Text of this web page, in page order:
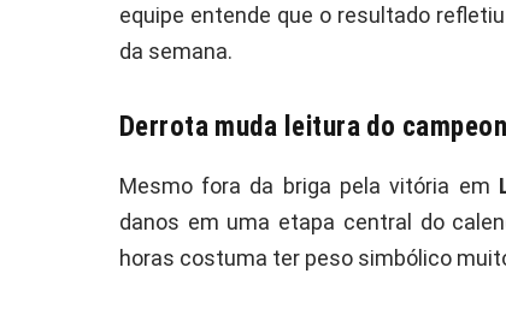
equipe entende que o resultado
da semana.
Derrota muda leitura do
Mesmo fora da briga pela vitória em
danos em uma etapa central do
horas costuma ter peso simbólico